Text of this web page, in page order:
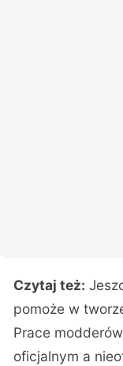
Czytaj też:
pomoże w
Prace
oficjalnym a